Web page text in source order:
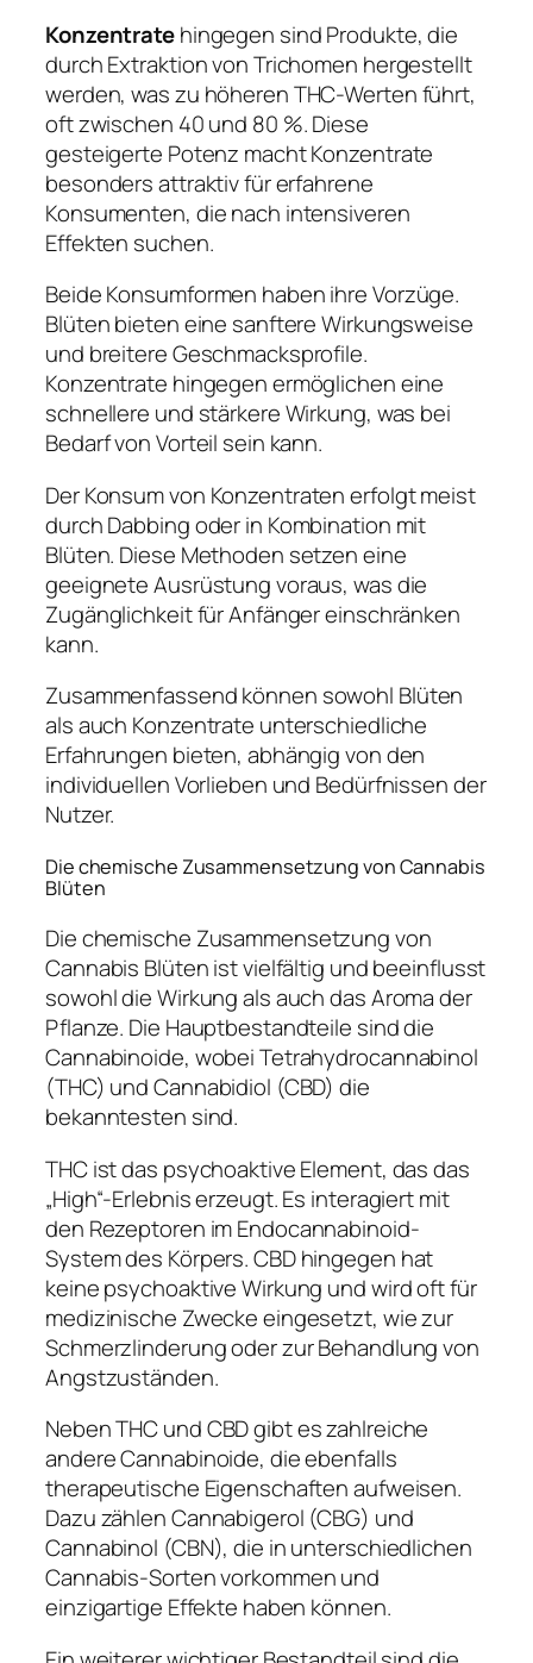
Konzentratehingegen sind Produkte, die
durch Extraktion von Trichomen hergestellt
werden, was zu höheren THC-Werten führt,
oft zwischen 40 und 80 %. Diese
gesteigerte Potenz macht Konzentrate
besonders attraktiv für erfahrene
Konsumenten, die nach intensiveren
Effekten suchen.
Beide Konsumformen haben ihre Vorzüge.
Blüten bieten eine sanftere Wirkungsweise
und breitere Geschmacksprofile.
Konzentrate hingegen ermöglichen eine
schnellere und stärkere Wirkung, was bei
Bedarf von Vorteil sein kann.
Der Konsum von Konzentraten erfolgt meist
durch Dabbing oder in Kombination mit
Blüten. Diese Methoden setzen eine
geeignete Ausrüstung voraus, was die
Zugänglichkeit für Anfänger einschränken
kann.
Zusammenfassend können sowohl Blüten
als auch Konzentrate unterschiedliche
Erfahrungen bieten, abhängig von den
individuellen Vorlieben und Bedürfnissen der
Nutzer.
Die chemische Zusammensetzung von Cannabis
Blüten
Die chemische Zusammensetzung von
Cannabis Blüten ist vielfältig und beeinflusst
sowohl die Wirkung als auch das Aroma der
Pflanze. Die Hauptbestandteile sind die
Cannabinoide, wobei Tetrahydrocannabinol
(THC) und Cannabidiol (CBD) die
bekanntesten sind.
THC ist das psychoaktive Element, das das
„High“-Erlebnis erzeugt. Es interagiert mit
den Rezeptoren im Endocannabinoid-
System des Körpers. CBD hingegen hat
keine psychoaktive Wirkung und wird oft für
medizinische Zwecke eingesetzt, wie zur
Schmerzlinderung oder zur Behandlung von
Angstzuständen.
Neben THC und CBD gibt es zahlreiche
andere Cannabinoide, die ebenfalls
therapeutische Eigenschaften aufweisen.
Dazu zählen Cannabigerol (CBG) und
Cannabinol (CBN), die in unterschiedlichen
Cannabis-Sorten vorkommen und
einzigartige Effekte haben können.